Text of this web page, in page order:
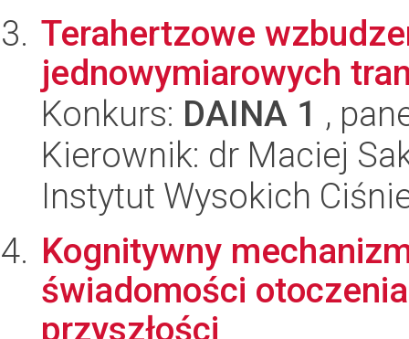
Terahertzowe
jednowymiarowych
Konkurs: DAINA 1 ,
Kierownik: dr Maciej
Instytut Wysokich
Kognitywny
świadomości
przyszłości